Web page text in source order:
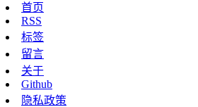
首页
RSS
标签
留言
关于
Github
隐私政策